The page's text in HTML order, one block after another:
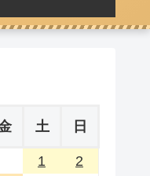
土 日
1
2